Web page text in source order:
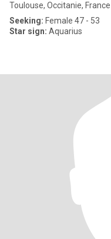
Toulouse, Occitanie, France
Seeking: Female 47 - 53
Star sign: Aquarius